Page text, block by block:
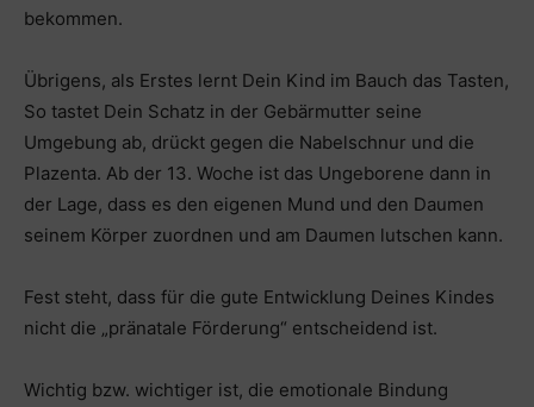
bekommen.
Übrigens, als Erstes lernt Dein Kind im Bauch das Tasten,
So tastet Dein Schatz in der Gebärmutter seine
Umgebung ab, drückt gegen die Nabelschnur und die
Plazenta. Ab der 13. Woche ist das Ungeborene dann in
der Lage, dass es den eigenen Mund und den Daumen
seinem Körper zuordnen und am Daumen lutschen kann.
Fest steht, dass für die gute Entwicklung Deines Kindes
nicht die „pränatale Förderung“ entscheidend ist.
Wichtig bzw. wichtiger ist, die emotionale Bindung